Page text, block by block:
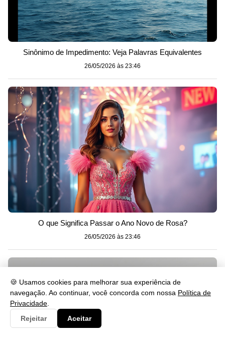
🍪 Usamos cookies para melhorar sua experiência de
navegação. Ao continuar, você concorda com nossa Política de
Privacidade
Rejeitar
Aceitar
Sinônimo de Impedimento: Veja Palavras Equivalentes
26/05/2026 às 23:46
O que Significa Passar o Ano Novo de Rosa?
26/05/2026 às 23:46